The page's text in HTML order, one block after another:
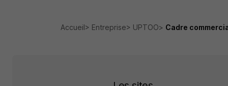
Accueil Entreprise UPTOO Cadre